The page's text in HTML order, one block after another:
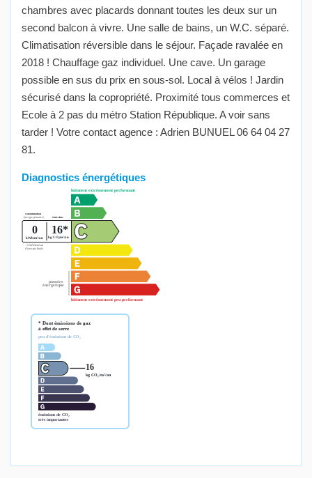
chambres avec placards donnant toutes les deux sur un
second balcon à vivre. Une salle de bains, un W.C. séparé.
Climatisation réversible dans le séjour. Façade ravalée en
2018 ! Chauffage gaz individuel. Une cave. Un garage
possible en sus du prix en sous-sol. Local à vélos ! Jardin
sécurisé dans la copropriété. Proximité tous commerces et
Ecole à 2 pas du métro Station République. A voir sans
tarder ! Votre contact agence : Adrien BUNUEL 06 64 04 27
81.
Diagnostics énergétiques